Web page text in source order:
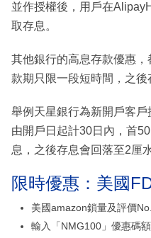
並作授權後，用戶在
取存息。
其他銀行的高息存款優惠
款期只限一段短時間，之後
舉例天星銀行為新開戶客
由開戶日起計30日內，首
息，之後存息會回落至2厘
限時優惠：美國
美國amazon鎖量及評價
輸入「NMG100」優惠碼